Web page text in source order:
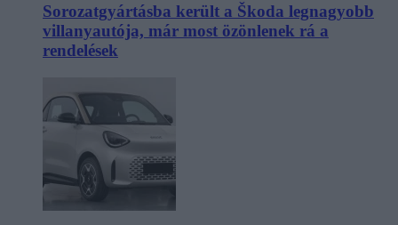
Sorozatgyártásba került a Škoda legnagyobb
villanyautója, már most özönlenek rá a
rendelések